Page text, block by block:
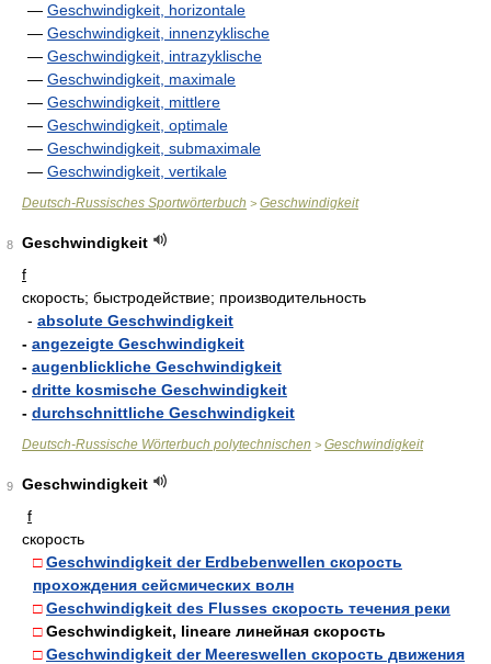
— Geschwindigkeit, horizontale
— Geschwindigkeit, innenzyklische
— Geschwindigkeit, intrazyklische
— Geschwindigkeit, maximale
— Geschwindigkeit, mittlere
— Geschwindigkeit, optimale
— Geschwindigkeit, submaximale
— Geschwindigkeit, vertikale
Deutsch-Russisches Sportwörterbuch > Geschwindigkeit
8
Geschwindigkeit
f
скорость; быстродействие; производительность
- absolute Geschwindigkeit
- angezeigte Geschwindigkeit
- augenblickliche Geschwindigkeit
- dritte kosmische Geschwindigkeit
- durchschnittliche Geschwindigkeit
Deutsch-Russische Wörterbuch polytechnischen > Geschwindigkeit
9
Geschwindigkeit
f
скорость
□ Geschwindigkeit der Erdbebenwellen скорость
прохождения сейсмических волн
□ Geschwindigkeit des Flusses скорость течения реки
□ Geschwindigkeit, lineare линейная скорость
□ Geschwindigkeit der Meereswellen скорость движения